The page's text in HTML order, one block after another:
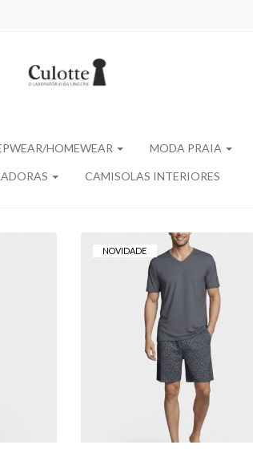
HOMEWEAR MODA PRAIA
CAMISOLAS INTERIORES
NOVIDADE
PIJAMA CURTO DE
HOMEM IMPETUS EM
LYOCELL
72,50 €